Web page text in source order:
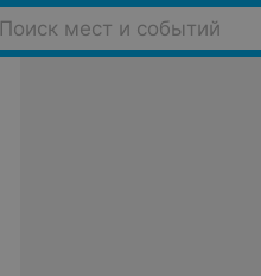
Поиск мест и событий